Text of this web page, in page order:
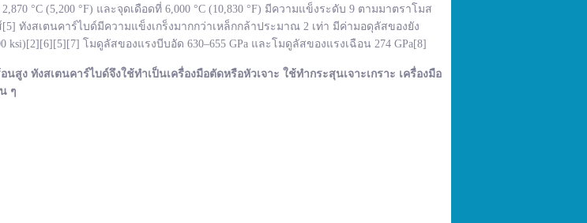
°C (5,200 °F) และจุดเดือดที่ 6,000 °C (10,830 °F) มีความแข็งระดับ 9 ตามมาตราโมส
ทังสเตนคาร์ไบด์มีความแข็งเกร็งมากกว่าเหล็กกล้าประมาณ 2 เท่า มีค่ามอดุลัสของยัง
ksi)[2][6][5][7] โมดูลัสของแรงบีบอัด 630–655 GPa และโมดูลัสของแรงเฉือน 274 GPa[8]
ง ทังสเตนคาร์ไบด์จึงใช้ทำเป็นเครื่องมือตัดหรือหัวเจาะ ใช้ทำกระสุนเจาะเกราะ เครื่องมือ
ๆ